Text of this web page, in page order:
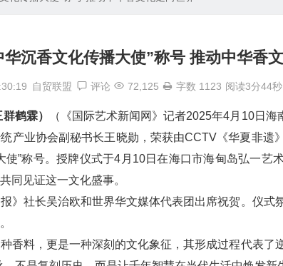
沉香文化传播大使”称号 推动中华香
自贸联盟 评论 72,125 字数 1123 阅读3分44秒
鹤霖）
（《国际艺术新闻网》记者2025年4月10日
产业协会副秘书长王晓勋，荣获由CCTV《华夏非遗
使”称号。授牌仪式于4月10日在海口市海甸岛弘一艺
同见证这一文化盛事。
》社长吴治欧和世界华文媒体代表团出席祝贺。仪式
香料，更是一种深刻的文化象征，其形成过程代表了